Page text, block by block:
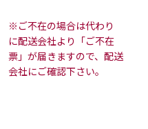
※ご不在の場合は代わり
に配送会社より「ご不在
票」が届きますので、配送
会社にご確認下さい。